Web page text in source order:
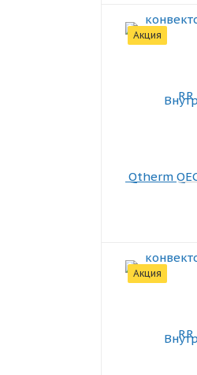
Акция
Акция